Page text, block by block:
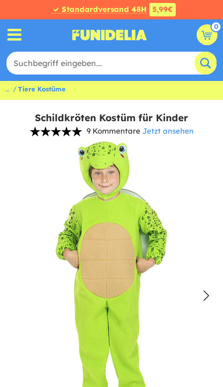
✓ Standardversand 48H 5,99€
0
... Tiere Kostüme
Schildkröten Kostüm für Kinder
9 Kommentare Jetzt ansehen